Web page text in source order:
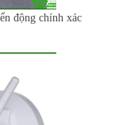
động chính xác